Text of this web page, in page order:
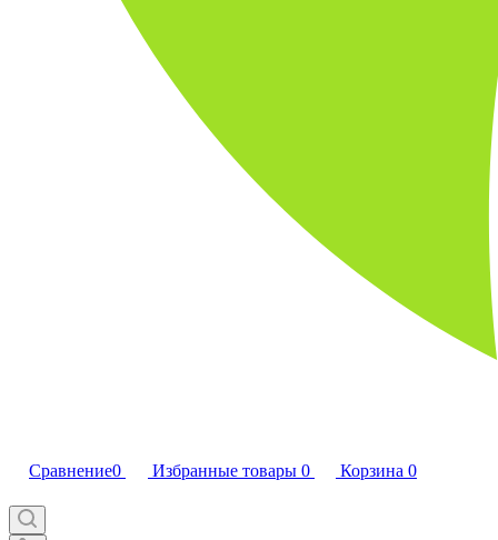
Сравнение0 Избранные товары 0 Корзина 0